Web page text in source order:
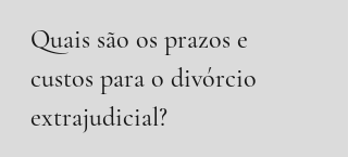
Quais são os prazos e
custos para o divórcio
extrajudicial?